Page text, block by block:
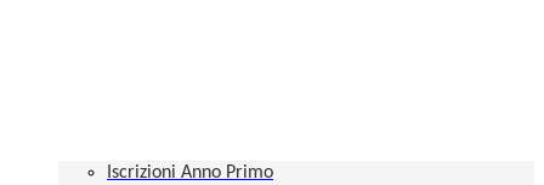
Iscrizioni Anno Primo